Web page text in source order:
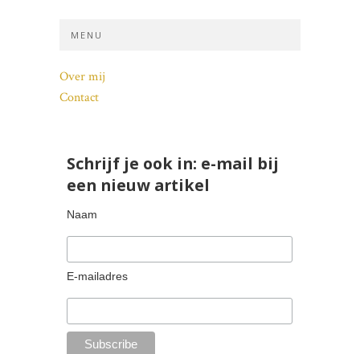
MENU
Over mij
Contact
Schrijf je ook in: e-mail bij
een nieuw artikel
Naam
E-mailadres